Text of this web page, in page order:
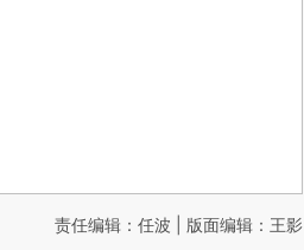
责任编辑：任波 | 版面编辑：王影